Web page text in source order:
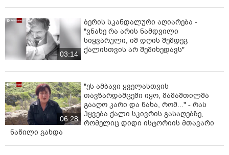
03:14
ბერის სკანდალური აღიარება -
"ვნახე რა არის ნამდვილი
სიყვარული, იმ დღის შემდეგ
ქალისთვის არ შემიხედავს"
06:28
"ეს ამბავი ყველასთვის
თავზარდამცემი იყო, მამამთილმა
გააღო კარი და ნახა, რომ..." - რას
ჰყვება ქალი სკივრის გასაღებზე,
რომელიც დიდი ისტორიის მთავარი
ნაწილი გახდა